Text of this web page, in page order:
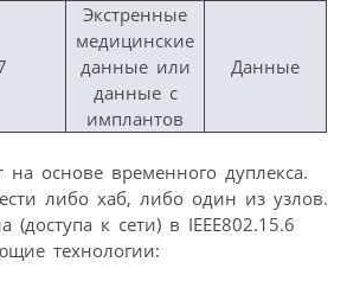
Экстренные
медицинские
данные или
данные с
имплантов
Данные
на основе временного дуплекса.
либо хаб, либо один из узлов.
(доступа к сети) в IEEE802.15.6
технологии: